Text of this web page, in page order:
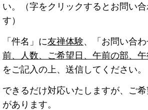
い。（字をクリックするとお問い
す）
「件名」に友禅体験、「お問い合
前、人数、 ご希望日、午前の部、
をご記入の上、送信してください。
できるだけ対応いたしますが、ご
があります。